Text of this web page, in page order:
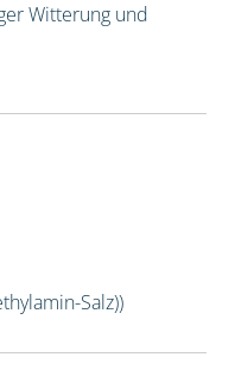
Witterung und
Salz))